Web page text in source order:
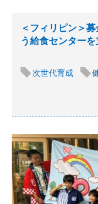
＜フィリピン＞
う給食センターを
次世代育成